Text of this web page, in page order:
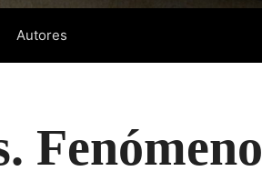
Autores
Fenómeno